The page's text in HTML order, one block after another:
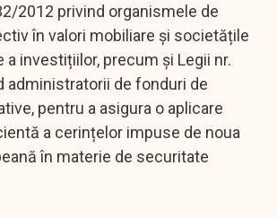
2012 privind organismele de
în valori mobiliare și societățile
a investițiilor, precum și Legii nr.
administratorii de fonduri de
pentru a asigura o aplicare
a cerințelor impuse de noua
în materie de securitate